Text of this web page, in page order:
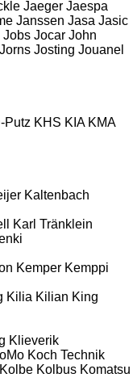
Jaeger Jaespa
Janssen Jasa Jasic
Jobs Jocar John
Jorns Josting Jouanel
Putz KHS KIA KMA
Kaltenbach
Karl Tränklein
Kemper Kemppi
Kilia Kilian King
Klieverik
Koch Technik
Kolbe Kolbus Komatsu